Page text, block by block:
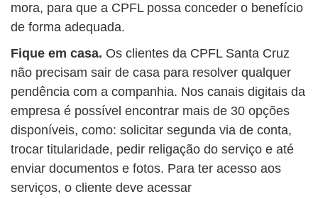
mora, para que a CPFL possa conceder o benefício
de forma adequada.
Fique em casa. Os clientes da CPFL Santa Cruz
não precisam sair de casa para resolver qualquer
pendência com a companhia. Nos canais digitais da
empresa é possível encontrar mais de 30 opções
disponíveis, como: solicitar segunda via de conta,
trocar titularidade, pedir religação do serviço e até
enviar documentos e fotos. Para ter acesso aos
serviços, o cliente deve acessar